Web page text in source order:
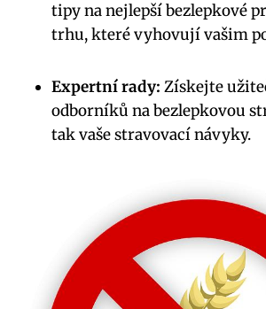
tipy na nejlepší bezlepkové
trhu, které vyhovují vašim
Expertní rady: Získejte
odborníků na bezlepkovou
tak vaše stravovací návyky.